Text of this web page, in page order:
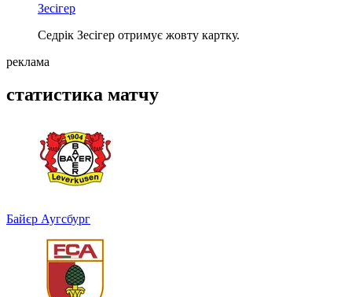
Зесігер
Седрік Зесігер отримує жовту картку.
реклама
статистика матчу
Байєр Аугсбург